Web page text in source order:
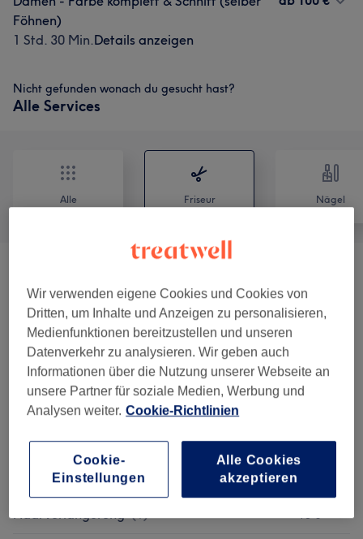
Föhnen)
1 Std. 30 Min.Details anzeigen
Nicht gefunden wonach du gesucht hast?
Alle Services
Alle Friseur Nägel
Kinder (1 ) 15 €
Damen Coloration (11) ab 15 €
MAKEUP & HAIRSTYLING (2) ab 55 €
Damen - Farbe & Coloration ab 120 €
Haarverlängerung (1)
Wir verwenden eigene Cookies und Cookies von
Dritten, um Inhalte und Anzeigen zu personalisieren,
Medienfunktionen bereitzustellen und unseren
Datenverkehr zu analysieren. Wir geben auch
Informationen über die Nutzung unserer Webseite an
unsere Partner für soziale Medien, Werbung und
Analysen weiter. Cookie-Richtlinien
Cookie-
Einstellungen
Alle Cookies
akzeptieren